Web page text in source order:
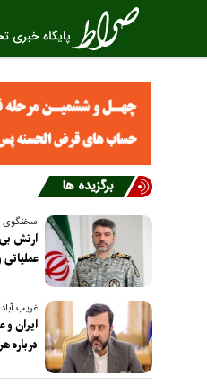
برگزیده ها
سخنگوی
ارتش
غریب
ایران و
درباره